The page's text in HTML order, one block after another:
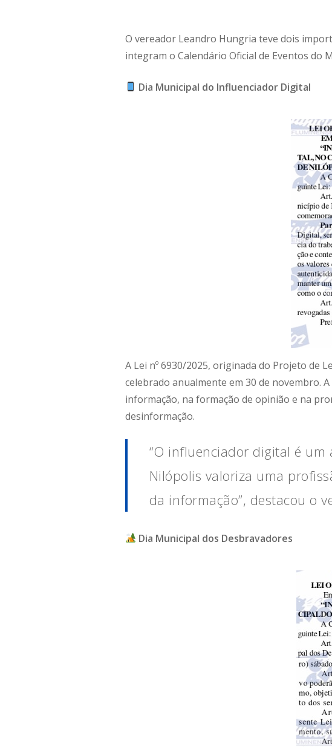
O vereador Leandro Hungria teve dois
integram o Calendário Oficial de Eventos do
Dia Municipal do Influenciador Digital
A Lei nº 6930/2025, originada do Projeto de
celebrado anualmente em 30 de novembro.
informação, na formação de opinião e na
desinformação.
“O influenciador digital é um
Nilópolis valoriza uma
da informação”, destacou o
Dia Municipal dos Desbravadores